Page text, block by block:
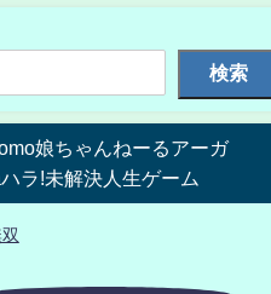
検索
娘ちゃんねーるアーガ
ラ!未解決人生ゲーム